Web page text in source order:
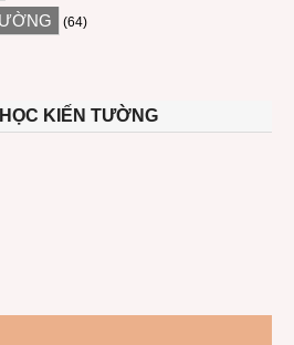
(64)
KIẾN TƯỜNG